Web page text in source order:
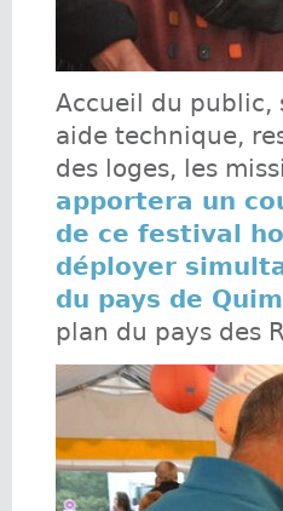
Accueil du
aide technique,
des loges, les
apportera un
de ce festival
déployer
du pays de
plan du pays des